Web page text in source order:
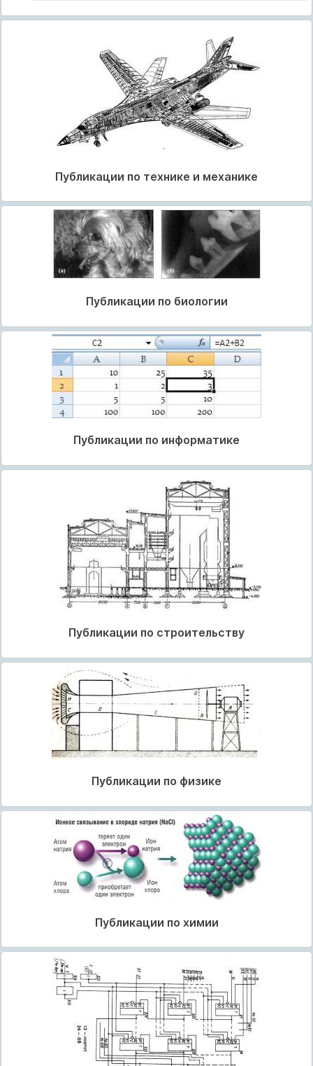
Публикации по технике и механике
Публикации по биологии
Публикации по информатике
Публикации по строительству
Публикации по физике
Публикации по химии